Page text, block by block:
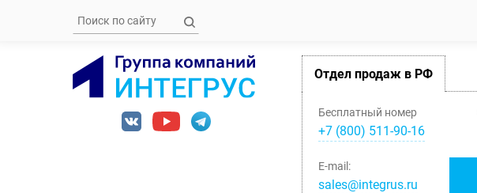
Отдел продаж в РФ
Бесплатный номер
+7 (800) 511-90-16
E-mail:
sales@integrus.ru